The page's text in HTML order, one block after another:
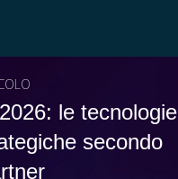
le tecnologie
secondo